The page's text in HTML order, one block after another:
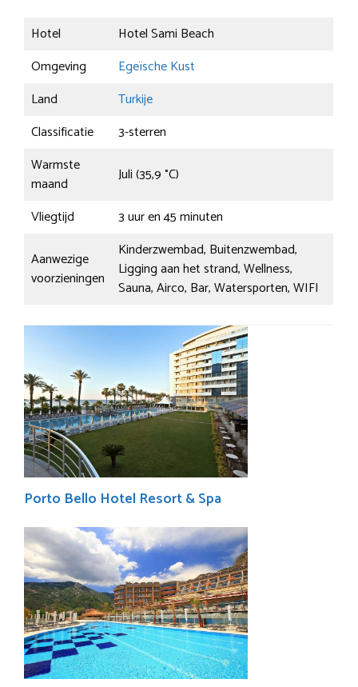
Hotel
Hotel Sami Beach
Omgeving
Egeïsche Kust
Land
Turkije
Classificatie
3-sterren
Warmste
maand
Juli (35,9 °C)
Vliegtijd
3 uur en 45 minuten
Aanwezige
voorzieningen
Kinderzwembad, Buitenzwembad,
Ligging aan het strand, Wellness,
Sauna, Airco, Bar, Watersporten, WIFI
Porto Bello Hotel Resort & Spa